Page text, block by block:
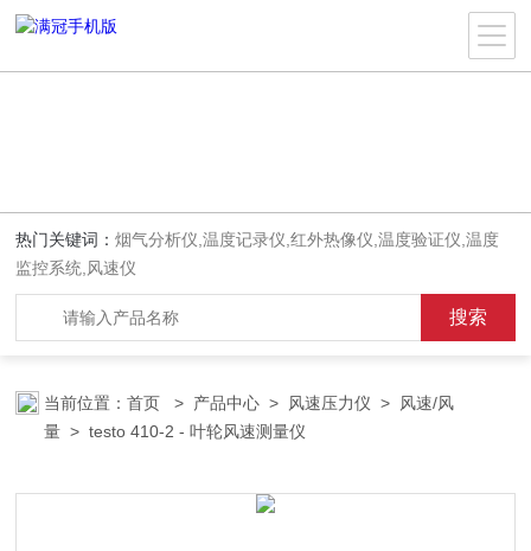
热门关键词：烟气分析仪,温度记录仪,红外热像仪,温度验证仪,温度
监控系统,风速仪
当前位置：首页 > 产品中心 > 风速压力仪 >
风速/风
量 > testo 410-2 - 叶轮风速测量仪